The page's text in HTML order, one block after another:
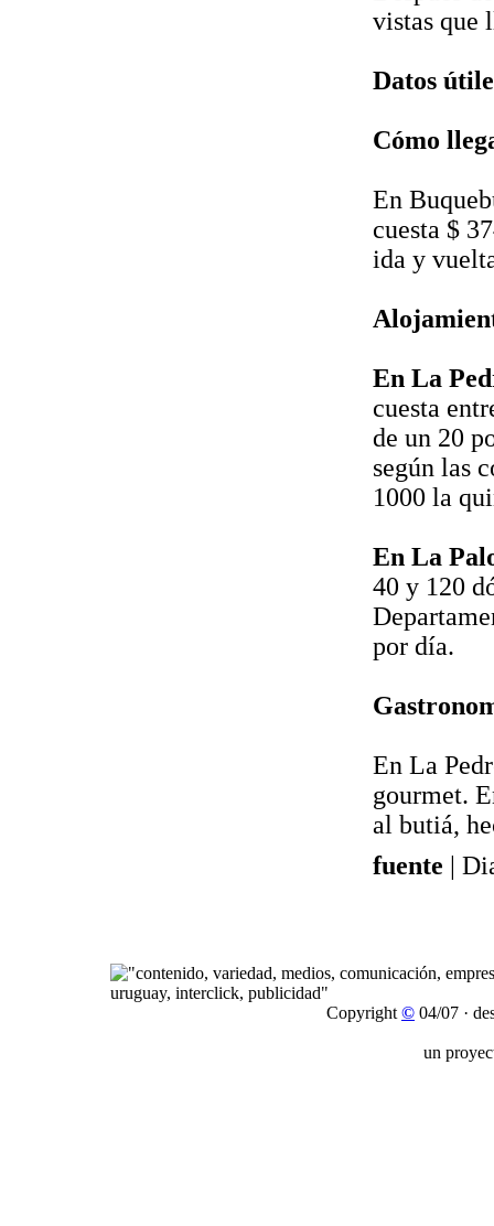
vistas que
Datos
Cómo
En
cuesta $
ida y
En La
cuesta
de un 20
según las
1000 la
En La
40 y 120
por día.
En La
gourmet.
al butiá,
fuente |
Copyright © 04/07 ·
un